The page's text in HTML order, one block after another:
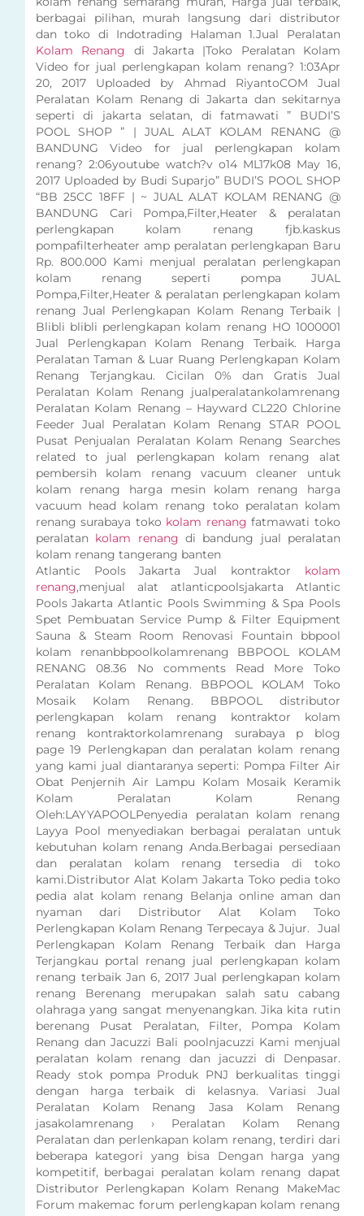
berbagai pilihan, murah langsung dari distributor
dan toko di Indotrading Halaman 1.Jual Peralatan
Kolam Renang di Jakarta |Toko Peralatan Kolam
Video for jual perlengkapan kolam renang? 1:03Apr
20, 2017 Uploaded by Ahmad RiyantoCOM Jual
Peralatan Kolam Renang di Jakarta dan sekitarnya
seperti di jakarta selatan, di fatmawati ” BUDI’S
POOL SHOP ” | JUAL ALAT KOLAM RENANG @
BANDUNG Video for jual perlengkapan kolam
renang? 2:06youtube watch?v o14 ML17k08 May 16,
2017 Uploaded by Budi Suparjo” BUDI’S POOL SHOP
“BB 25CC 18FF | ~ JUAL ALAT KOLAM RENANG @
BANDUNG Cari Pompa,Filter,Heater & peralatan
perlengkapan kolam renang fjb.kaskus
pompafilterheater amp peralatan perlengkapan Baru
Rp. 800.000 Kami menjual peralatan perlengkapan
kolam renang seperti pompa JUAL
Pompa,Filter,Heater & peralatan perlengkapan kolam
renang Jual Perlengkapan Kolam Renang Terbaik |
Blibli blibli perlengkapan kolam renang HO 1000001
Jual Perlengkapan Kolam Renang Terbaik. Harga
Peralatan Taman & Luar Ruang Perlengkapan Kolam
Renang Terjangkau. Cicilan 0% dan Gratis Jual
Peralatan Kolam Renang jualperalatankolamrenang
Peralatan Kolam Renang – Hayward CL220 Chlorine
Feeder Jual Peralatan Kolam Renang STAR POOL
Pusat Penjualan Peralatan Kolam Renang Searches
related to jual perlengkapan kolam renang alat
pembersih kolam renang vacuum cleaner untuk
kolam renang harga mesin kolam renang harga
vacuum head kolam renang toko peralatan kolam
renang surabaya toko kolam renang fatmawati toko
peralatan kolam renang di bandung jual peralatan
kolam renang tangerang banten
Atlantic Pools Jakarta Jual kontraktor kolam
renang,menjual alat atlanticpoolsjakarta Atlantic
Pools Jakarta Atlantic Pools Swimming & Spa Pools
Spet Pembuatan Service Pump & Filter Equipment
Sauna & Steam Room Renovasi Fountain bbpool
kolam renanbbpoolkolamrenang BBPOOL KOLAM
RENANG 08.36 No comments Read More Toko
Peralatan Kolam Renang. BBPOOL KOLAM Toko
Mosaik Kolam Renang. BBPOOL distributor
perlengkapan kolam renang kontraktor kolam
renang kontraktorkolamrenang surabaya p blog
page 19 Perlengkapan dan peralatan kolam renang
yang kami jual diantaranya seperti: Pompa Filter Air
Obat Penjernih Air Lampu Kolam Mosaik Keramik
Kolam Peralatan Kolam Renang
Oleh:LAYYAPOOLPenyedia peralatan kolam renang
Layya Pool menyediakan berbagai peralatan untuk
kebutuhan kolam renang Anda.Berbagai persediaan
dan peralatan kolam renang tersedia di toko
kami.Distributor Alat Kolam Jakarta Toko pedia toko
pedia alat kolam renang Belanja online aman dan
nyaman dari Distributor Alat Kolam Toko
Perlengkapan Kolam Renang Terpecaya & Jujur. Jual
Perlengkapan Kolam Renang Terbaik dan Harga
Terjangkau portal renang jual perlengkapan kolam
renang terbaik Jan 6, 2017 Jual perlengkapan kolam
renang Berenang merupakan salah satu cabang
olahraga yang sangat menyenangkan. Jika kita rutin
berenang Pusat Peralatan, Filter, Pompa Kolam
Renang dan Jacuzzi Bali poolnjacuzzi Kami menjual
peralatan kolam renang dan jacuzzi di Denpasar.
Ready stok pompa Produk PNJ berkualitas tinggi
dengan harga terbaik di kelasnya. Variasi Jual
Peralatan Kolam Renang Jasa Kolam Renang
jasakolamrenang › Peralatan Kolam Renang
Peralatan dan perlenkapan kolam renang, terdiri dari
beberapa kategori yang bisa Dengan harga yang
kompetitif, berbagai peralatan kolam renang dapat
Distributor Perlengkapan Kolam Renang MakeMac
Forum makemac forum perlengkapan kolam renang